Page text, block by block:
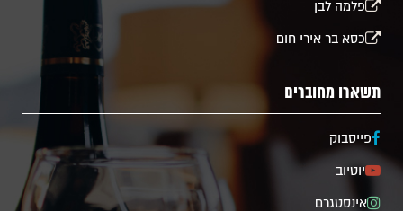
פלמה לבן
כסא בר אירי חום
תשארו מחוברים
פייסבוק
יוטיוב
אינסטגרם